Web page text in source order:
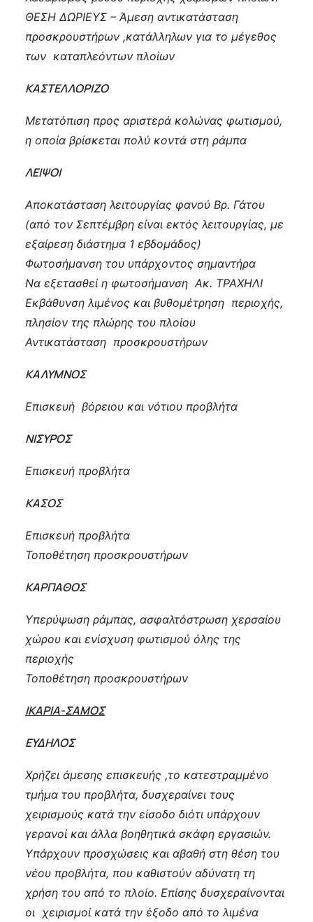
ΘΕΣΗ ΔΩΡΙΕΥΣ – Άμεση αντικατάσταση
προσκρουστήρων ,κατάλληλων για το μέγεθος
των καταπλεόντων πλοίων
ΚΑΣΤΕΛΛΟΡΙΖΟ
Μετατόπιση προς αριστερά κολώνας φωτισμού,
η οποία βρίσκεται πολύ κοντά στη ράμπα
ΛΕΙΨΟΙ
Αποκατάσταση λειτουργίας φανού Βρ. Γάτου
(από τον Σεπτέμβρη είναι εκτός λειτουργίας, με
εξαίρεση διάστημα 1 εβδομάδος)
Φωτοσήμανση του υπάρχοντος σημαντήρα
Να εξετασθεί η φωτοσήμανση Ακ. ΤΡΑΧΗΛΙ
Εκβάθυνση λιμένος και βυθομέτρηση περιοχής,
πλησίον της πλώρης του πλοίου
Αντικατάσταση προσκρουστήρων
ΚΑΛΥΜΝΟΣ
Επισκευή βόρειου και νότιου προβλήτα
ΝΙΣΥΡΟΣ
Επισκευή προβλήτα
ΚΑΣΟΣ
Επισκευή προβλήτα
Τοποθέτηση προσκρουστήρων
ΚΑΡΠΑΘΟΣ
Υπερύψωση ράμπας, ασφαλτόστρωση χερσαίου
χώρου και ενίσχυση φωτισμού όλης της
περιοχής
Τοποθέτηση προσκρουστήρων
ΙΚΑΡΙΑ-ΣΑΜΟΣ
ΕΥΔΗΛΟΣ
Χρήζει άμεσης επισκευής ,το κατεστραμμένο
τμήμα του προβλήτα, δυσχεραίνει τους
χειρισμούς κατά την είσοδο διότι υπάρχουν
γερανοί και άλλα βοηθητικά σκάφη εργασιών.
Υπάρχουν προσχώσεις και αβαθή στη θέση του
νέου προβλήτα, που καθιστούν αδύνατη τη
χρήση του από το πλοίο. Επίσης δυσχεραίνονται
οι χειρισμοί κατά την έξοδο από το λιμένα